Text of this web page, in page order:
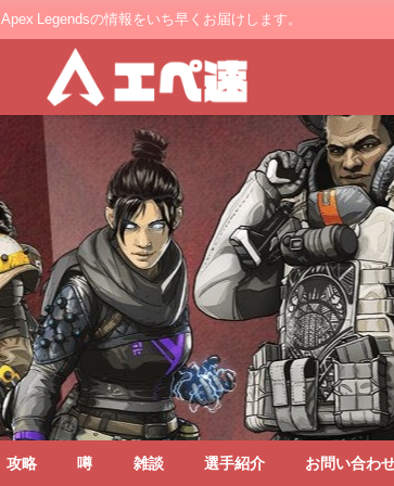
Apex Legendsの情報をいち早くお届けします。
攻略 噂 雑談 選手紹介 お問い合わ